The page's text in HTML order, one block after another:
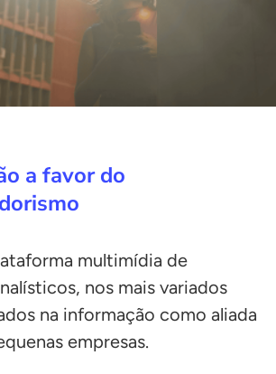
a favor do
multimídia de
nos mais variados
na informação como aliada
empresas.